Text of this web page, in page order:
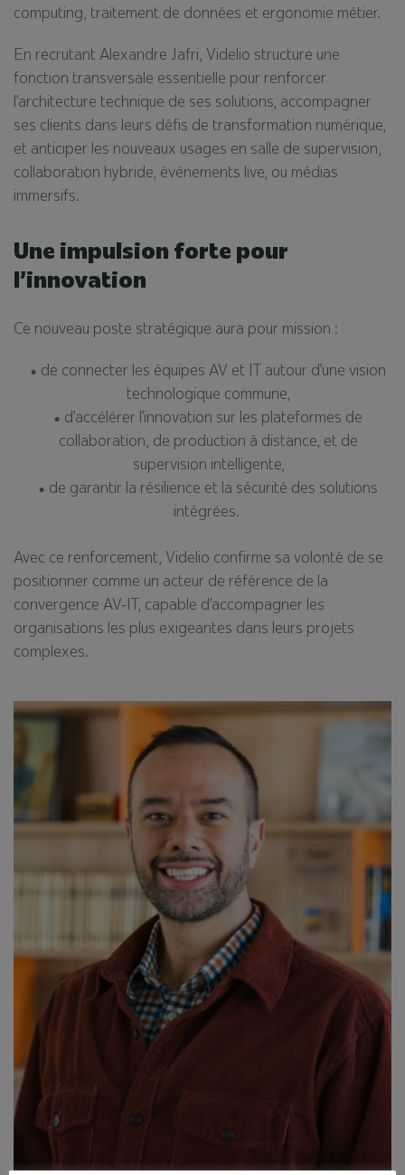
computing, traitement de données et ergonomie métier.
En recrutant Alexandre Jafri, Videlio structure une
fonction transversale essentielle pour renforcer
l’architecture technique de ses solutions, accompagner
ses clients dans leurs défis de transformation numérique,
et anticiper les nouveaux usages en salle de supervision,
collaboration hybride, événements live, ou médias
immersifs.
Une impulsion forte pour
l’innovation
Ce nouveau poste stratégique aura pour mission :
de connecter les équipes AV et IT autour d’une vision
technologique commune,
d’accélérer l’innovation sur les plateformes de
collaboration, de production à distance, et de
supervision intelligente,
de garantir la résilience et la sécurité des solutions
intégrées.
Avec ce renforcement, Videlio confirme sa volonté de se
positionner comme un acteur de référence de la
convergence AV-IT, capable d’accompagner les
organisations les plus exigeantes dans leurs projets
complexes.